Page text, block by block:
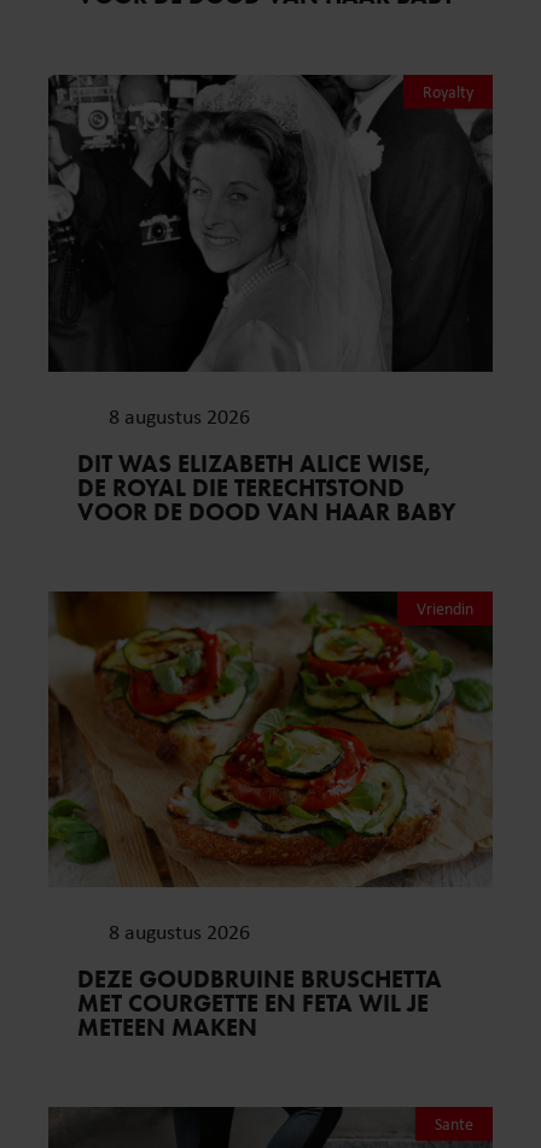
Royalty
8 augustus 2026
DIT WAS ELIZABETH ALICE WISE,
DE ROYAL DIE TERECHTSTOND
VOOR DE DOOD VAN HAAR BABY
Vriendin
8 augustus 2026
DEZE GOUDBRUINE BRUSCHETTA
MET COURGETTE EN FETA WIL JE
METEEN MAKEN
Sante